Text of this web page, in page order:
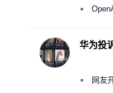
“反乌托
华为投
网友